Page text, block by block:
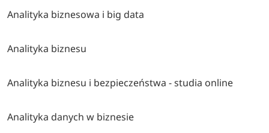
Analityka biznesowa i big data
Analityka biznesu
Analityka biznesu i bezpieczeństwa - studia online
Analityka danych w biznesie